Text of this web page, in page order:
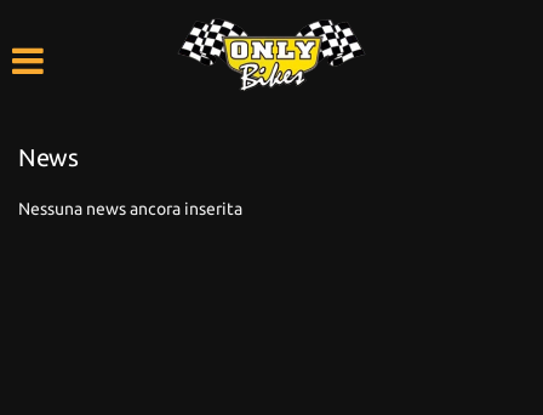
News
Nessuna news ancora inserita